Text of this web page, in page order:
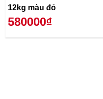
12kg màu đỏ
580000₫